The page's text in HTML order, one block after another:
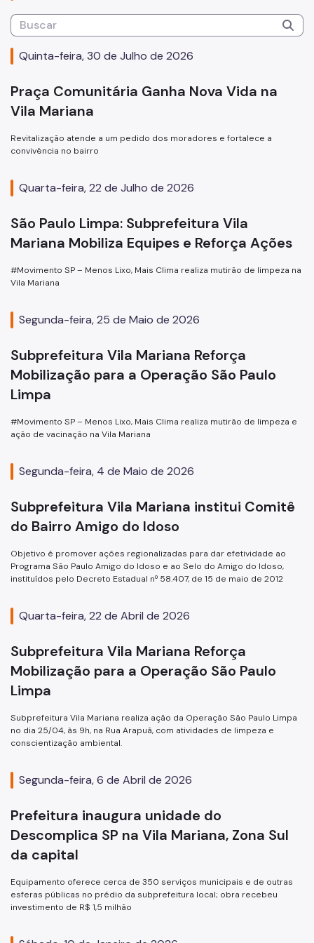
Autorização para Eventos
SP Mais Fácil
Zeladoria Urbana
Cata-Bagulho
CADES/VM
Termo de Cooperação
Notícias
Quinta-feira, 30 de Julho de 2026
Praça Comunitária Ganha Nova Vida na
Vila Mariana
Revitalização atende a um pedido dos moradores e fortalece a
convivência no bairro
Quarta-feira, 22 de Julho de 2026
São Paulo Limpa: Subprefeitura Vila
Mariana Mobiliza Equipes e Reforça Ações
#Movimento SP – Menos Lixo, Mais Clima realiza mutirão de limpeza na
Vila Mariana
Segunda-feira, 25 de Maio de 2026
Subprefeitura Vila Mariana Reforça
Mobilização para a Operação São Paulo
Limpa
#Movimento SP – Menos Lixo, Mais Clima realiza mutirão de limpeza e
ação de vacinação na Vila Mariana
Segunda-feira, 4 de Maio de 2026
Subprefeitura Vila Mariana institui Comitê
do Bairro Amigo do Idoso
Objetivo é promover ações regionalizadas para dar efetividade ao
Programa São Paulo Amigo do Idoso e ao Selo do Amigo do Idoso,
instituídos pelo Decreto Estadual nº 58.407, de 15 de maio de 2012
Quarta-feira, 22 de Abril de 2026
Subprefeitura Vila Mariana Reforça
Mobilização para a Operação São Paulo
Limpa
Subprefeitura Vila Mariana realiza ação da Operação São Paulo Limpa
no dia 25/04, às 9h, na Rua Arapuã, com atividades de limpeza e
conscientização ambiental.
Segunda-feira, 6 de Abril de 2026
Prefeitura inaugura unidade do
Descomplica SP na Vila Mariana, Zona Sul
da capital
Equipamento oferece cerca de 350 serviços municipais e de outras
esferas públicas no prédio da subprefeitura local; obra recebeu
investimento de R$ 1,5 milhão